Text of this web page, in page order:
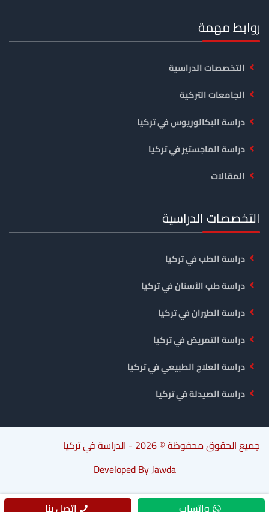
روابط مهمة
التخصصات الدراسية
الجامعات التركية
دراسة البكالوريوس في تركيا
دراسة الماجستير في تركيا
المقالات
التخصصات الدراسية
دراسة الطب في تركيا
دراسة طب الأسنان في تركيا
دراسة الطيران في تركيا
دراسة التمريض في تركيا
دراسة العلاج الطبيعي في تركيا
دراسة الصيدلة في تركيا
جميع الحقوق محفوظة © 2026 -
الدراسة في تركيا
Developed ByJawda
واتساب اتصل بنا